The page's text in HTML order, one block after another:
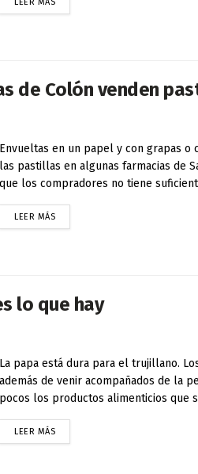
de Colón venden
Envueltas en un papel y con grapas o
las pastillas en algunas farmacias de
que los compradores no tiene
LEER MÁS
lo que hay
La papa está dura para el trujillano.
además de venir acompañados de la
pocos los productos alimenticios que
LEER MÁS